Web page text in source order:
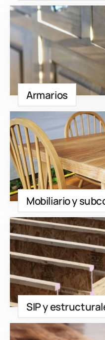
Armarios
Mobiliario y
SIP y